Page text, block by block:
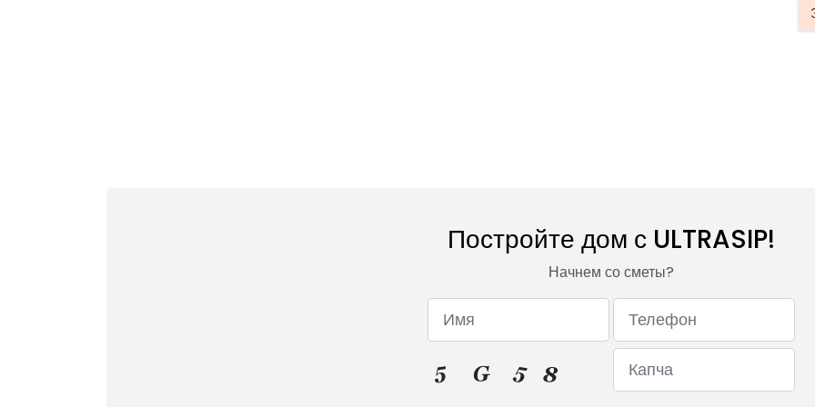
Постройте дом с ULTRASIP!
Начнем со сметы?